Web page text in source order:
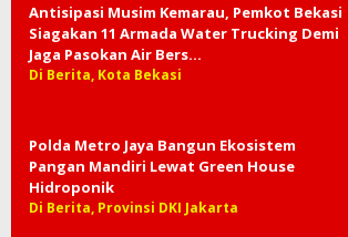
Antisipasi Musim Kemarau, Pemkot Bekasi
Siagakan 11 Armada Water Trucking Demi
Jaga Pasokan Air Bers…
Di Berita, Kota Bekasi
Polda Metro Jaya Bangun Ekosistem
Pangan Mandiri Lewat Green House
Hidroponik
Di Berita, Provinsi DKI Jakarta